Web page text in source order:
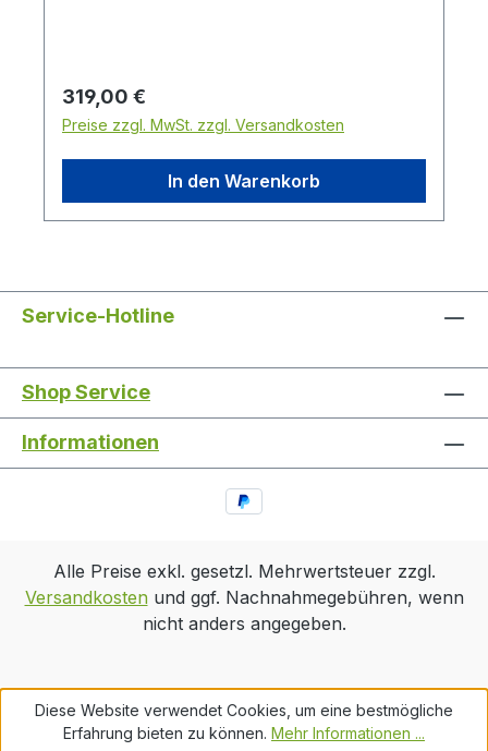
Taillenumfang: 67 cm Hüftumfang: 87 cm
Schulterbreite: 37 cm Schuhgröße: 39ohne
Zubehör ( Stöcke )
Regulärer Preis:
319,00 €
Preise zzgl. MwSt. zzgl. Versandkosten
In den Warenkorb
Service-Hotline
Shop Service
Informationen
Alle Preise exkl. gesetzl. Mehrwertsteuer zzgl.
Versandkostenund ggf. Nachnahmegebühren, wenn
nicht anders angegeben.
Diese Website verwendet Cookies, um eine bestmögliche
Erfahrung bieten zu können. Mehr Informationen ...